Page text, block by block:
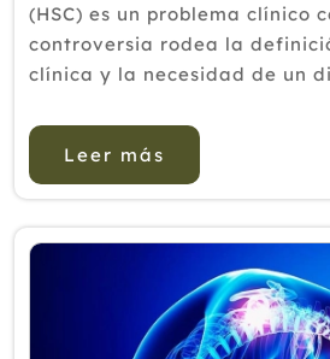
(HSC) es un problema clínico
controversia rodea la
clínica y la necesidad de un
Objetivo: E...
Leer más